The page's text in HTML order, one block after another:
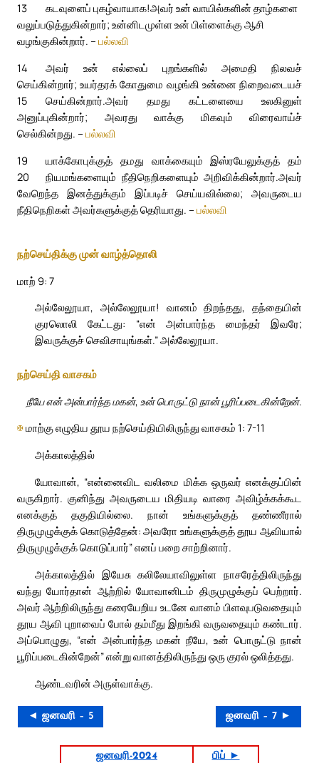
கடவுளைப் புகழ்வாயாக!
13
அவர் உன் வாயில்களின் தாழ்களை
வலுப்படுத்துகின்றார்; உன்னிடமுள்ள உன் பிள்ளைக்கு ஆசி
வழங்குகின்றார். – பல்லவி
14
அவர் உன் எல்லைப் புறங்களில் அமைதி நிலவச்
செய்கின்றார்; உயர்தரக் கோதுமை வழங்கி உன்னை நிறைவடையச்
செய்கின்றார்.
15
அவர் தமது கட்டளையை உலகினுள்
அனுப்புகின்றார்; அவரது வாக்கு மிகவும் விரைவாய்ச்
செல்கின்றது. – பல்லவி
19
யாக்கோபுக்குத் தமது வாக்கையும் இஸ்ரயேலுக்குத் தம்
நியமங்களையும் நீதிநெறிகளையும் அறிவிக்கின்றார்.
20
அவர்
வேறெந்த இனத்துக்கும் இப்படிச் செய்யவில்லை; அவருடைய
நீதிநெறிகள் அவர்களுக்குத் தெரியாது. – பல்லவி
நற்செய்திக்கு முன் வாழ்த்தொலி
மாற் 9: 7
அல்லேலூயா, அல்லேலூயா! வானம் திறந்தது, தந்தையின்
குரலொலி கேட்டது: “என் அன்பார்ந்த மைந்தர் இவரே;
இவருக்குச் செவிசாயுங்கள்.” அல்லேலூயா.
நற்செய்தி வாசகம்
நீயே என் அன்பார்ந்த மகன், உன் பொருட்டு நான் பூரிப்படைகின்றேன்.
✠மாற்கு எழுதிய தூய நற்செய்தியிலிருந்து வாசகம் 1: 7-11
அக்காலத்தில்
யோவான், “என்னைவிட வலிமை மிக்க ஒருவர் எனக்குப்பின்
வருகிறார். குனிந்து அவருடைய மிதியடி வாரை அவிழ்க்கக்கூட
எனக்குத் தகுதியில்லை. நான் உங்களுக்குத் தண்ணீரால்
திருமுழுக்குக் கொடுத்தேன்: அவரோ உங்களுக்குத் தூய ஆவியால்
திருமுழுக்குக் கொடுப்பார்” எனப் பறை சாற்றினார்.
அக்காலத்தில் இயேசு கலிலேயாவிலுள்ள நாசரேத்திலிருந்து
வந்து யோர்தான் ஆற்றில் யோவானிடம் திருமுழுக்குப் பெற்றார்.
அவர் ஆற்றிலிருந்து கரையேறிய உடனே வானம் பிளவுபடுவதையும்
தூய ஆவி புறாவைப் போல் தம்மீது இறங்கி வருவதையும் கண்டார்.
அப்பொழுது, “என் அன்பார்ந்த மகன் நீயே, உன் பொருட்டு நான்
பூரிப்படைகின்றேன்” என்று வானத்திலிருந்து ஒரு குரல் ஒலித்தது.
ஆண்டவரின் அருள்வாக்கு.
◄ ஜனவரி – 5 ஜனவரி – 7 ►
ஜனவரி-2024
பிப் ►